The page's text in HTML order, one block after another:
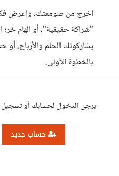
اخرج من صومعتك، واعرض
"شراكة حقيقية"، أو الهام
يشاركونك الحلم والأرباح،
بالخطوة الأولى.
يرجى الدخول لحسابك أو
حساب جديد